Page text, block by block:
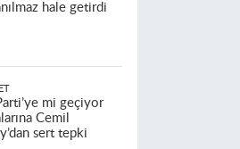
hale getirdi
mi geçiyor
Cemil
sert tepki